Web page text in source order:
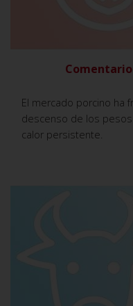
El mercado porcino ha
descenso de los
calor persistente.